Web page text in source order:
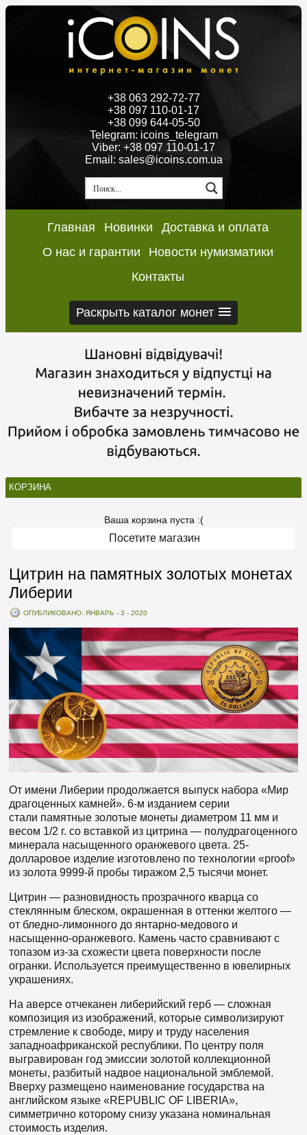
+38 063 292-72-77
+38 097 110-01-17
+38 099 644-05-50
Telegram: icoins_telegram
Viber: +38 097 110-01-17
Email: sales@icoins.com.ua
Главная Новинки
Доставка и оплата
О нас и гарантии
Новости нумизматики
Контакты
Раскрыть каталог монет
КОРЗИНА
Ваша корзина пуста :(
Посетите магазин
Цитрин на памятных золотых монетах
Либерии
ОПУБЛИКОВАНО: ЯНВАРЬ - 3 - 2020
От имени Либерии продолжается выпуск набора «Мир
драгоценных камней». 6-м изданием серии
стали памятные золотые монеты диаметром 11 мм и
весом 1/2 г. со вставкой из цитрина — полудрагоценного
минерала насыщенного оранжевого цвета. 25-
долларовое изделие изготовлено по технологии «proof»
из золота 9999-й пробы тиражом 2,5 тысячи монет.
Цитрин — разновидность прозрачного кварца со
стеклянным блеском, окрашенная в оттенки желтого —
от бледно-лимонного до янтарно-медового и
насыщенно-оранжевого. Камень часто сравнивают с
топазом из-за схожести цвета поверхности после
огранки. Используется преимущественно в ювелирных
украшениях.
На аверсе отчеканен либерийский герб — сложная
композиция из изображений, которые символизируют
стремление к свободе, миру и труду населения
западноафриканской республики. По центру поля
выгравирован год эмиссии золотой коллекционной
монеты, разбитый надвое национальной эмблемой.
Вверху размещено наименование государства на
английском языке «REPUBLIC OF LIBERIA»,
симметрично которому снизу указана номинальная
стоимость изделия.